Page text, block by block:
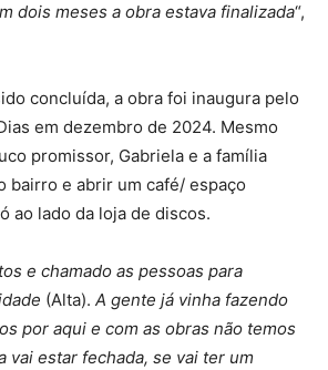
dois meses a obra estava finalizada“,
concluída, a obra foi inaugura pelo
em dezembro de 2024. Mesmo
promissor, Gabriela e a família
bairro e abrir um café/ espaço
ao lado da loja de discos.
e chamado as pessoas para
(Alta). A gente já vinha fazendo
por aqui e com as obras não temos
vai estar fechada, se vai ter um